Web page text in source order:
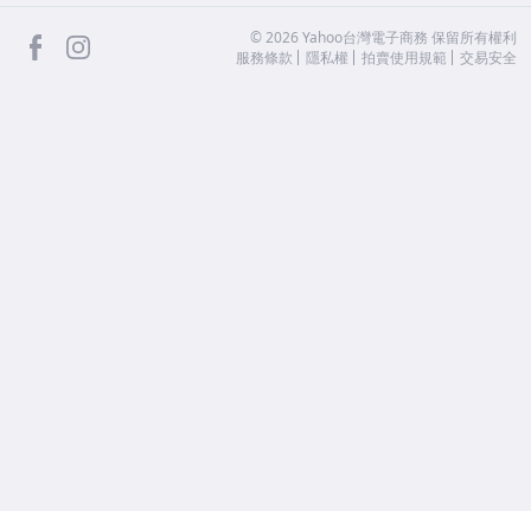
facebook ©2026 Yahoo台灣電子商務 保留所有權利
服務條款
隱私權 拍賣使用規範 交易安全